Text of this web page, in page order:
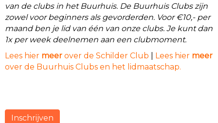
van de clubs in het Buurhuis. De Buurhuis Clubs zijn
zowel voor beginners als gevorderden. Voor €10,- per
maand ben je lid van één van onze clubs. Je kunt dan
1x per week deelnemen aan een clubmoment.
Lees hier meer over de Schilder Club Lees hier meer
over de Buurhuis Clubs en het lidmaatschap.
Inschrijven